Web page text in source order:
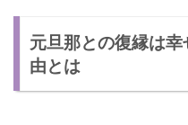
離婚からの復縁は慎重に…！
元旦那との復縁は
由とは